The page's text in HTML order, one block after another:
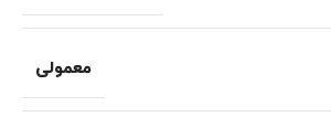
معمولی